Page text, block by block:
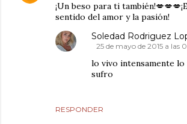
¡Un beso para ti
sentido del amor y la pasión!
RESPONDER
Soledad Rodriguez
25 de mayo de 2015 a las
lo vivo intensamente lo
sufro